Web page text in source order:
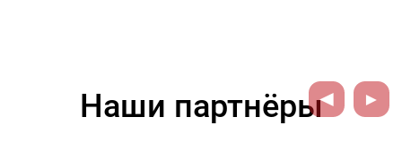
Наши партнёры